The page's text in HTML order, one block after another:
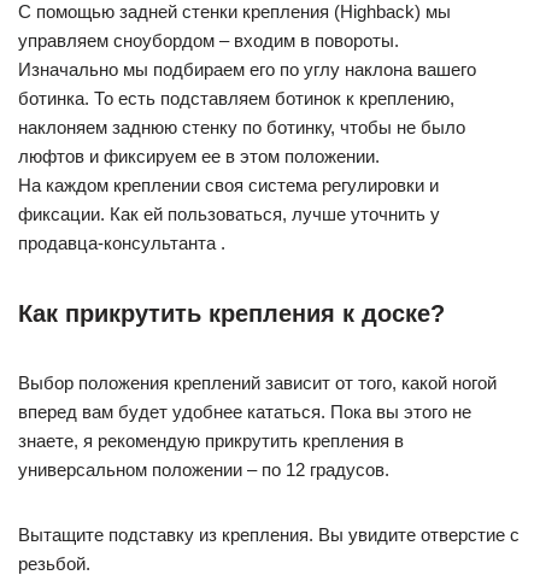
С помощью задней стенки крепления (Highback) мы
управляем сноубордом – входим в повороты.
Изначально мы подбираем его по углу наклона вашего
ботинка. То есть подставляем ботинок к креплению,
наклоняем заднюю стенку по ботинку, чтобы не было
люфтов и фиксируем ее в этом положении.
На каждом креплении своя система регулировки и
фиксации. Как ей пользоваться, лучше уточнить у
продавца-консультанта .
Как прикрутить крепления к доске?
Выбор положения креплений зависит от того, какой ногой
вперед вам будет удобнее кататься. Пока вы этого не
знаете, я рекомендую прикрутить крепления в
универсальном положении – по 12 градусов.
Вытащите подставку из крепления. Вы увидите отверстие с
резьбой.